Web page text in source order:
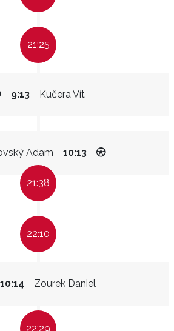
21:25
Kučera Vít
9:13
Adam 10:13
21:38
22:10
Zourek Daniel
10:14
22:29